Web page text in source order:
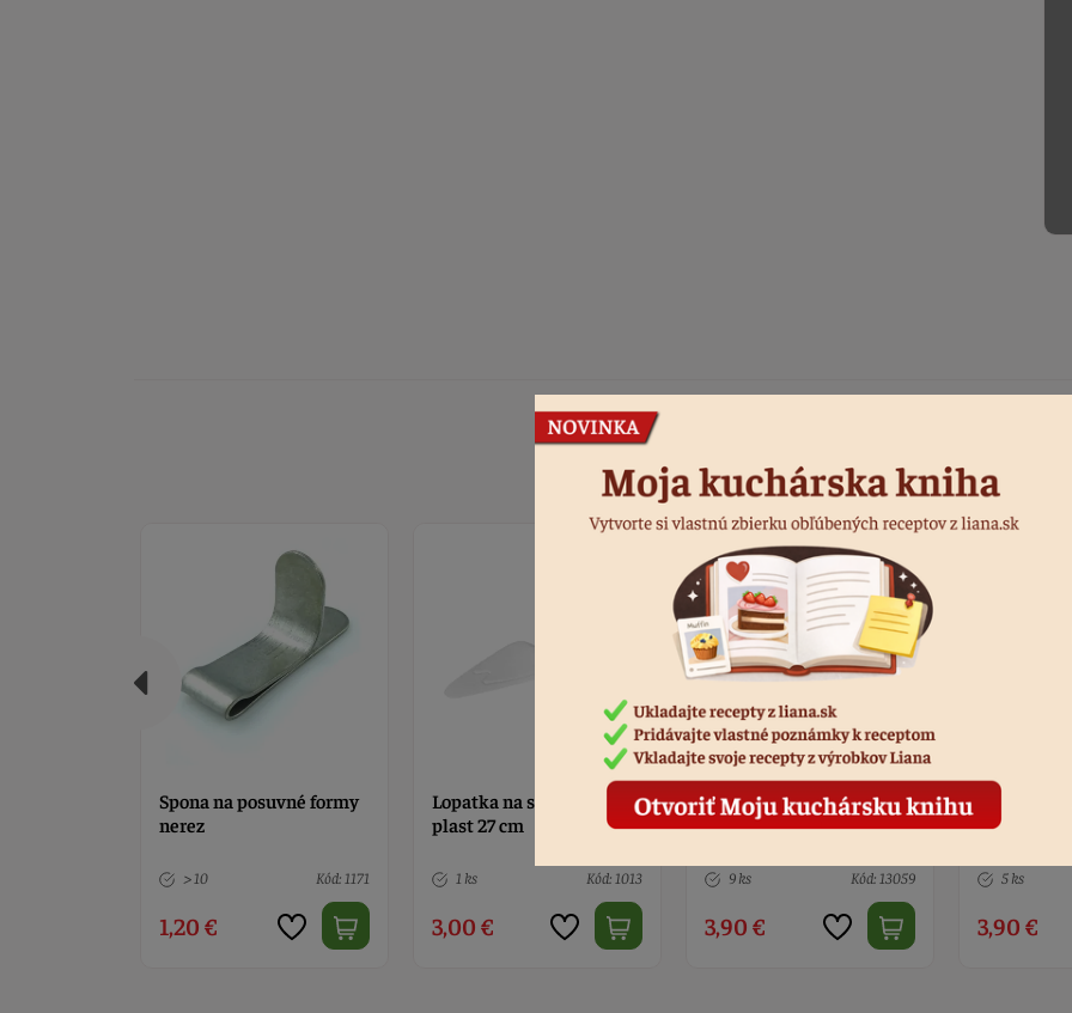
Lopatka na servírovanie
plast 27 cm
1 ks Kód: 1013
3,00 €
Nôž na tortu 37 cm
9 ks Kód: 13059
3,90 €
Nôž na tortu vrúbkovaný
39 cm
5 ks Kód: 5850
3,90 €
Sada na
ovocia
1 ks
4,70 €